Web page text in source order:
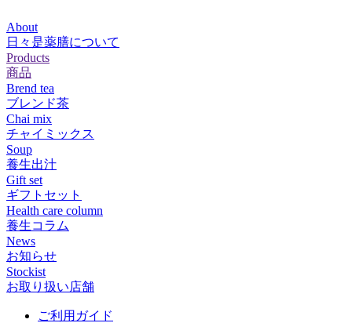
About
日々是薬膳について
Products
商品
Brend tea
ブレンド茶
Chai mix
チャイミックス
Soup
養生出汁
Gift set
ギフトセット
Health care column
養生コラム
News
お知らせ
Stockist
お取り扱い店舗
ご利用ガイド